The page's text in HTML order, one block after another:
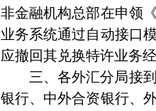
非金融机构总部在申领
业务系统通过自动接口
应撤回其兑换特许业务
三、各外汇分局接
银行、中外合资银行、